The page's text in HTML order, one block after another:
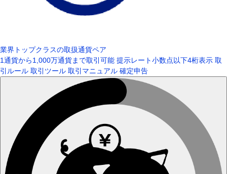
業界トップクラスの取扱通貨ペア
1通貨から1,000万通貨まで取引可能 提示レート小数点以下4桁表示 取
引ルール 取引ツール 取引マニュアル 確定申告